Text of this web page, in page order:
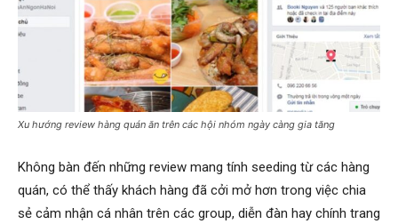
Xu hướng review hàng quán ăn trên các hội nhóm ngày càng gia tăng
Không bàn đến những review mang tính seeding từ các hàng
quán, có thể thấy khách hàng đã cởi mở hơn trong việc chia
sẻ cảm nhận cá nhân trên các group, diễn đàn hay chính trang